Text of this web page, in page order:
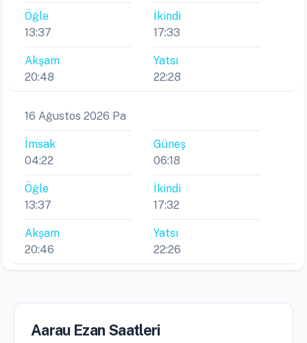
Öğle
13:37
İkindi
17:33
Akşam
20:48
Yatsı
22:28
16 Ağustos 2026 Pa
İmsak
04:22
Güneş
06:18
Öğle
13:37
İkindi
17:32
Akşam
20:46
Yatsı
22:26
Aarau Ezan Saatleri